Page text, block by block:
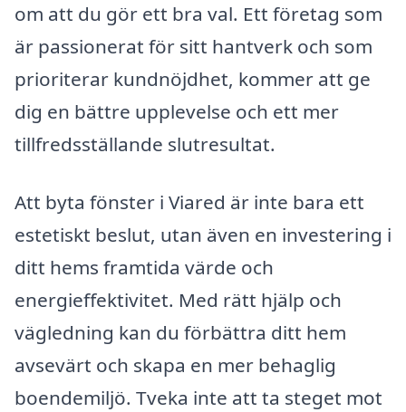
om att du gör ett bra val. Ett företag som
är passionerat för sitt hantverk och som
prioriterar kundnöjdhet, kommer att ge
dig en bättre upplevelse och ett mer
tillfredsställande slutresultat.
Att byta fönster i Viared är inte bara ett
estetiskt beslut, utan även en investering i
ditt hems framtida värde och
energieffektivitet. Med rätt hjälp och
vägledning kan du förbättra ditt hem
avsevärt och skapa en mer behaglig
boendemiljö. Tveka inte att ta steget mot